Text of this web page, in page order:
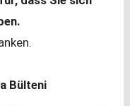
Bülteni